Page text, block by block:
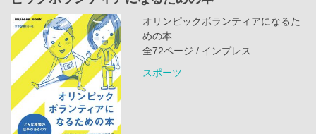
オリンピックボランティアになるた
めの本
全72ページ / インプレス
スポーツ